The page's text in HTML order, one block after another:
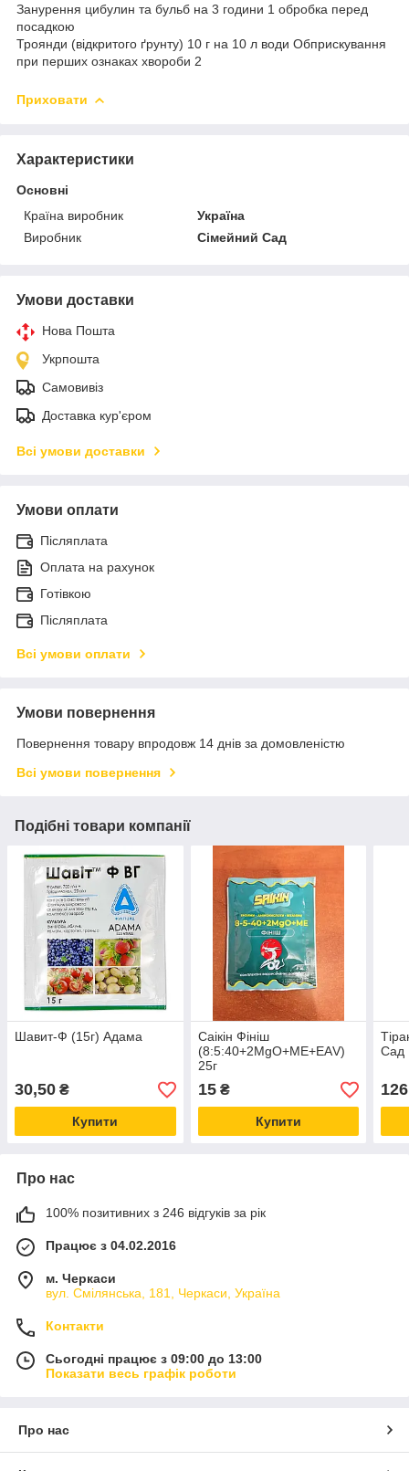
Занурення цибулин та бульб на 3 години 1 обробка перед
посадкою
Троянди (відкритого ґрунту) 10 г на 10 л води Обприскування
при перших ознаках хвороби 2
Приховати
Характеристики
Основні
Країна виробник
Україна
Виробник
Сімейний Сад
Умови доставки
Нова Пошта
Укрпошта
Самовивіз
Доставка кур'єром
Всі умови доставки
Умови оплати
Післяплата
Оплата на рахунок
Готівкою
Післяплата
Всі умови оплати
Умови повернення
Повернення товару впродовж 14 днів за домовленістю
Всі умови повернення
Подібні товари компанії
Шавит-Ф (15г) Адама
30,50 ₴
Купити
Саікін Фініш
(8:5:40+2MgO+МЕ+ЕАV)
25г
15₴
Купити
Сад
126
Про нас
100% позитивних з 246 відгуків за рік
Працює з 04.02.2016
м. Черкаси
вул. Смілянська, 181, Черкаси, Україна
Контакти
Сьогодні працює з 09:00 до 13:00
Показати весь графік роботи
Про нас